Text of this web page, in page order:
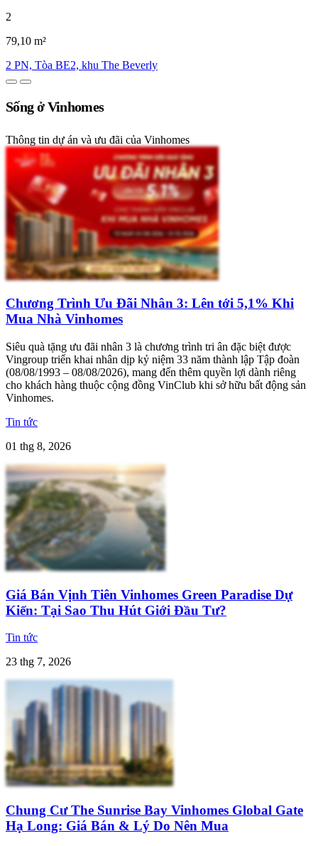
2
79,10 m²
2 PN, Tòa BE2, khu The Beverly
Sống ở Vinhomes
Thông tin dự án và ưu đãi của Vinhomes
Chương Trình Ưu Đãi Nhân 3: Lên tới 5,1% Khi
Mua Nhà Vinhomes
Siêu quà tặng ưu đãi nhân 3 là chương trình tri ân đặc biệt được
Vingroup triển khai nhân dịp kỷ niệm 33 năm thành lập Tập đoàn
(08/08/1993 – 08/08/2026), mang đến thêm quyền lợi dành riêng
cho khách hàng thuộc cộng đồng VinClub khi sở hữu bất động sản
Vinhomes.
Tin tức
01 thg 8, 2026
Giá Bán Vịnh Tiên Vinhomes Green Paradise Dự
Kiến: Tại Sao Thu Hút Giới Đầu Tư?
Tin tức
23 thg 7, 2026
Chung Cư The Sunrise Bay Vinhomes Global Gate
Hạ Long: Giá Bán & Lý Do Nên Mua